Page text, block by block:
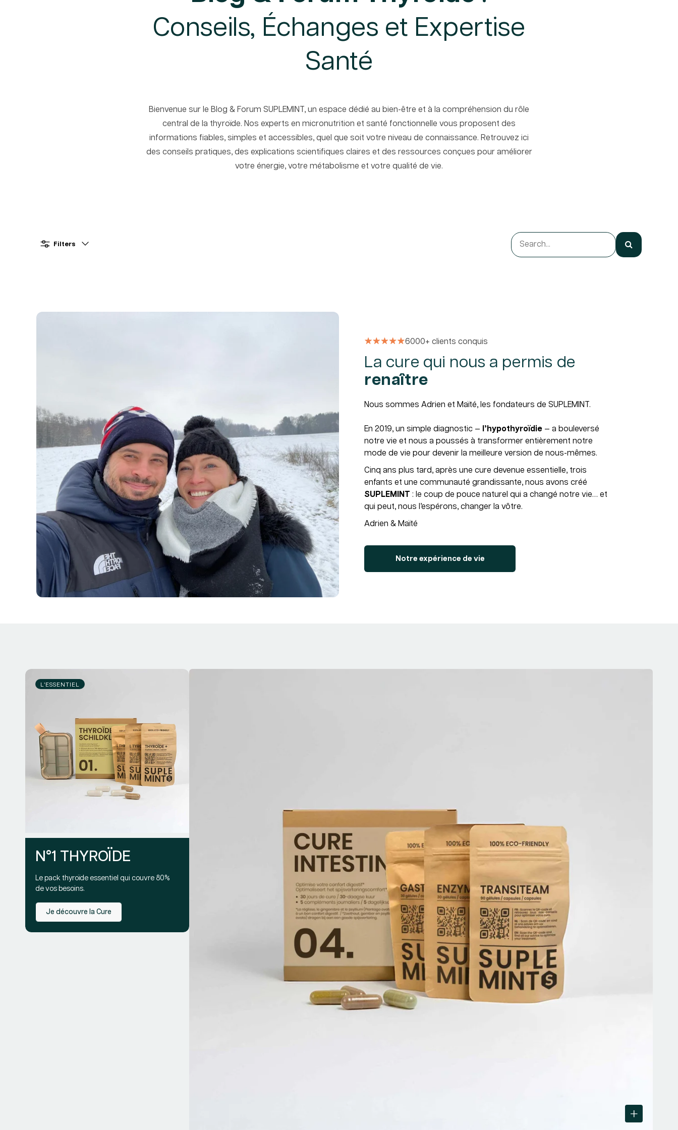
Conseils, Échanges et Expertise
Santé
Bienvenue sur le Blog & Forum SUPLEMINT, un espace dédié au bien-être et à la compréhension du rôle
central de la thyroïde. Nos experts en micronutrition et santé fonctionnelle vous proposent des
informations fiables, simples et accessibles, quel que soit votre niveau de connaissance. Retrouvez ici
des conseils pratiques, des explications scientifiques claires et des ressources conçues pour améliorer
votre énergie, votre métabolisme et votre qualité de vie.
Filters
6000+ clients conquis
La cure qui nous a permis de
renaître
Nous sommes Adrien et Maïté, les fondateurs de SUPLEMINT.
En 2019, un simple diagnostic — l’hypothyroïdie — a bouleversé
notre vie et nous a poussés à transformer entièrement notre
mode de vie pour devenir la meilleure version de nous-mêmes.
Cinq ans plus tard, après une cure devenue essentielle, trois
enfants et une communauté grandissante, nous avons créé
SUPLEMINT : le coup de pouce naturel qui a changé notre vie… et
qui peut, nous l’espérons, changer la vôtre.
Adrien & Maïté
Notre expérience de vie
L’ESSENTIEL
N°1 THYROÏDE
Le pack thyroïde essentiel qui couvre 80%
de vos besoins.
Je découvre la Cure